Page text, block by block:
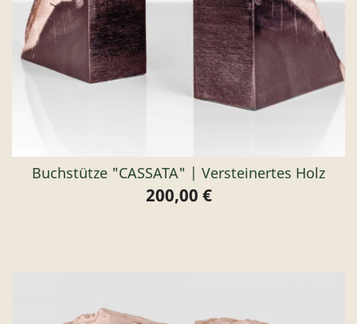
Buchstütze "CASSATA" | Versteinertes Holz
Preis
200,00 €